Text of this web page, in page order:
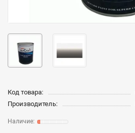
Код товара:
Производитель: